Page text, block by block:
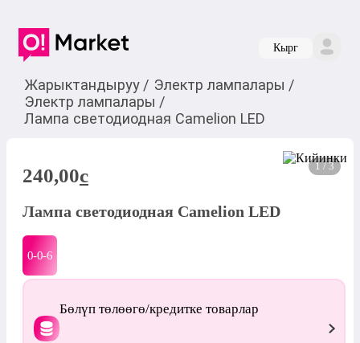
Кырг
Жарыктандыруу / Электр лампалары /
Электр лампалары /
Лампа светодиодная Camelion LED
1 / 3
240,00c
Лампа светодиодная Camelion LED
0-0-6
Бөлүп төлөөгө/кредитке товарлар